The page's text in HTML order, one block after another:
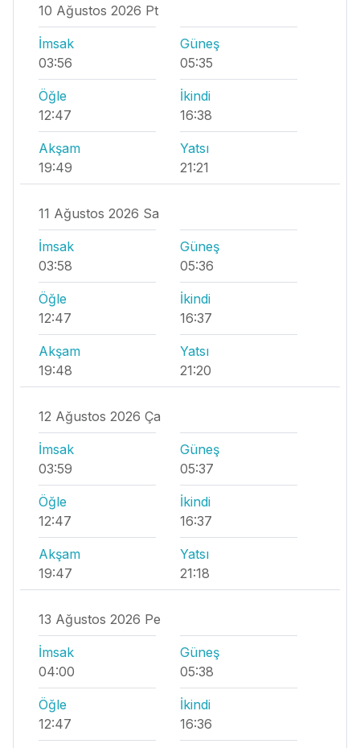
10 Ağustos 2026 Pt
İmsak
03:56
Güneş
05:35
Öğle
12:47
İkindi
16:38
Akşam
19:49
Yatsı
21:21
11 Ağustos 2026 Sa
İmsak
03:58
Güneş
05:36
Öğle
12:47
İkindi
16:37
Akşam
19:48
Yatsı
21:20
12 Ağustos 2026 Ça
İmsak
03:59
Güneş
05:37
Öğle
12:47
İkindi
16:37
Akşam
19:47
Yatsı
21:18
13 Ağustos 2026 Pe
İmsak
04:00
Güneş
05:38
Öğle
12:47
İkindi
16:36